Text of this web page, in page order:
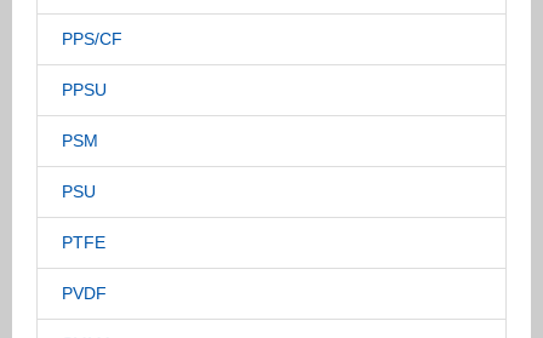
PPS/CF
PPSU
PSM
PSU
PTFE
PVDF